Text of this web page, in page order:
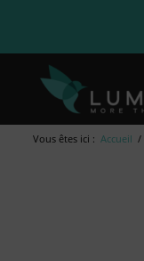
Vous êtes ici : Accueil /